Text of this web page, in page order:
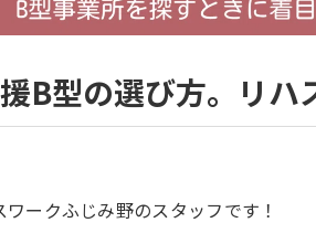
B型の選び方。リハ
ークふじみ野のスタッフです！